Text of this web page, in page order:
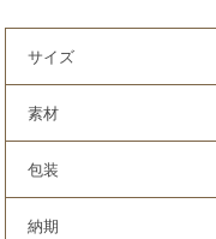
サイズ
素材
包装
納期